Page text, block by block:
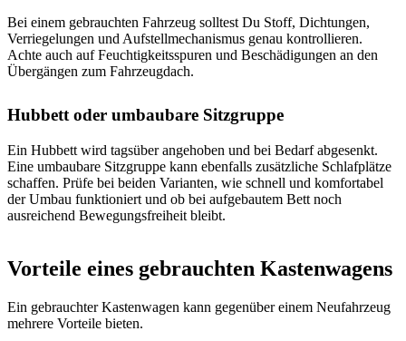
Bei einem gebrauchten Fahrzeug solltest Du Stoff, Dichtungen,
Verriegelungen und Aufstellmechanismus genau kontrollieren.
Achte auch auf Feuchtigkeitsspuren und Beschädigungen an den
Übergängen zum Fahrzeugdach.
Hubbett oder umbaubare Sitzgruppe
Ein Hubbett wird tagsüber angehoben und bei Bedarf abgesenkt.
Eine umbaubare Sitzgruppe kann ebenfalls zusätzliche Schlafplätze
schaffen. Prüfe bei beiden Varianten, wie schnell und komfortabel
der Umbau funktioniert und ob bei aufgebautem Bett noch
ausreichend Bewegungsfreiheit bleibt.
Vorteile eines gebrauchten Kastenwagens
Ein gebrauchter Kastenwagen kann gegenüber einem Neufahrzeug
mehrere Vorteile bieten.